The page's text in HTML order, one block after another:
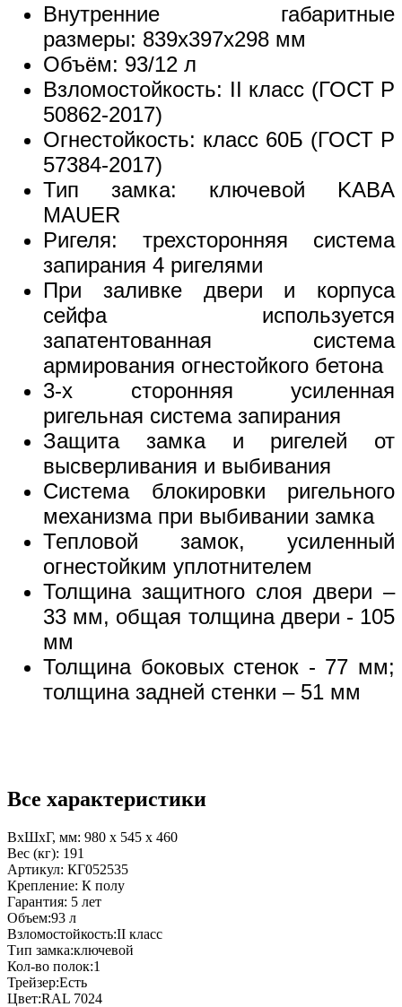
Внутренние габаритные
размеры: 839x397x298 мм
Объём: 93/12 л
Взломостойкость: II класс (ГОСТ Р
50862-2017)
Огнестойкость: класс 60Б (ГОСТ Р
57384-2017)
Тип замка: ключевой KABA
MAUER
Ригеля: трехсторонняя система
запирания 4 ригелями
При заливке двери и корпуса
сейфа используется
запатентованная система
армирования огнестойкого бетона
3-х сторонняя усиленная
ригельная система запирания
Защита замка и ригелей от
высверливания и выбивания
Система блокировки ригельного
механизма при выбивании замка
Тепловой замок, усиленный
огнестойким уплотнителем
Толщина защитного слоя двери –
33 мм, общая толщина двери - 105
мм
Толщина боковых стенок - 77 мм;
толщина задней стенки – 51 мм
Все характеристики
ВхШхГ, мм: 980 x 545 x 460
Вес (кг): 191
Артикул: КГ052535
Крепление: К полу
Гарантия: 5 лет
Объем:93 л
Взломостойкость:II класс
Тип замка:ключевой
Кол-во полок:1
Трейзер:Есть
Цвет:RAL 7024